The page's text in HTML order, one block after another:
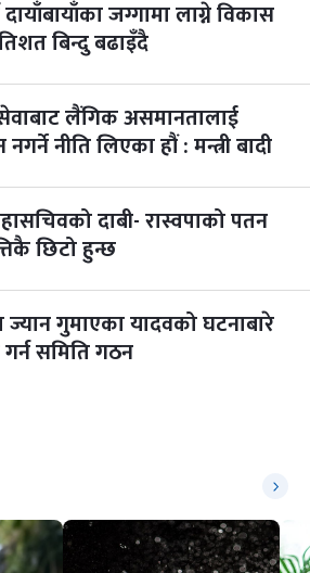
दायाँबायाँका जग्गामा लाग्ने विकास
बिन्दु बढाइँदै
लैंगिक असमानतालाई
नगर्ने नीति लिएका हौं : मन्त्री बादी
दाबी- रास्वपाको पतन
छिटो हुन्छ
ज्यान गुमाएका यादवको घटनाबारे
समिति गठन